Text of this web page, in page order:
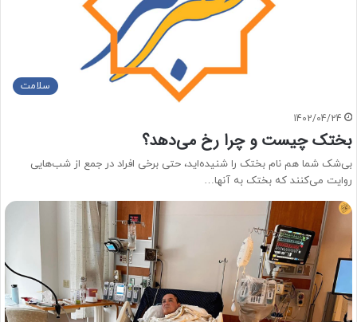
سلامت
1402/04/24
بختک چیست و چرا رخ می‌دهد؟
بی‌شک شما هم نام بختک را شنیده‌اید، حتی برخی افراد در جمع‌ از شب‌هایی
روایت می‌کنند که بختک به آنها…